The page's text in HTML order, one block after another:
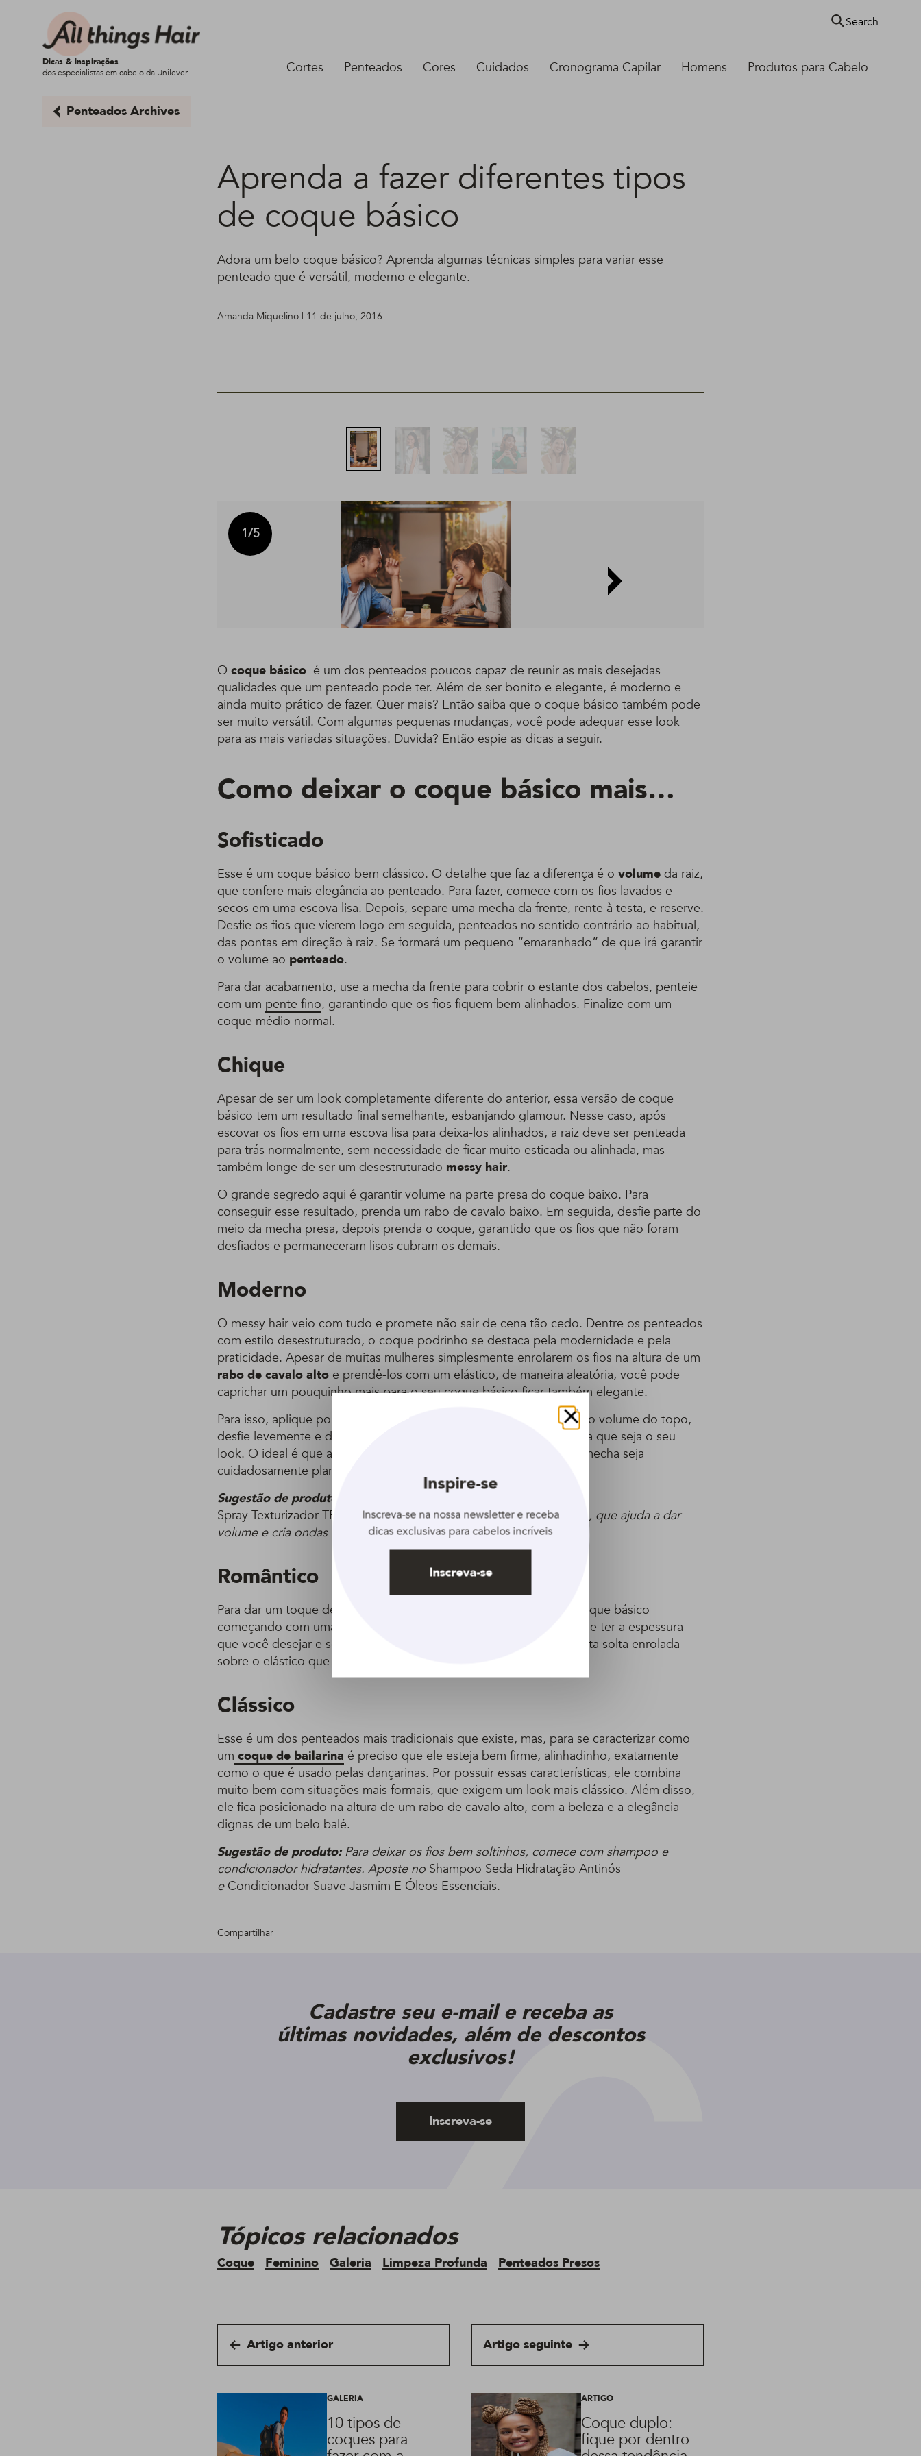
Dicas & inspirações
dos especialistas em cabelo da Unilever
Cortes Penteados Cores Cuidados Cronograma Capilar Homens Produtos para Cabelo
Search
Penteados Archives
Aprenda a fazer diferentes tipos
de coque básico
Adora um belo coque básico? Aprenda algumas técnicas simples para variar esse
penteado que é versátil, moderno e elegante.
Amanda Miquelino | 11 de julho, 2016
1/5
O coque básico é um dos penteados poucos capaz de reunir as mais desejadas
qualidades que um penteado pode ter. Além de ser bonito e elegante, é moderno e
ainda muito prático de fazer. Quer mais? Então saiba que o coque básico também pode
ser muito versátil. Com algumas pequenas mudanças, você pode adequar esse look
para as mais variadas situações. Duvida? Então espie as dicas a seguir.
Como deixar o coque básico mais…
Sofisticado
Esse é um coque básico bem clássico. O detalhe que faz a diferença é o volume da raiz,
que confere mais elegância ao penteado. Para fazer, comece com os fios lavados e
secos em uma escova lisa. Depois, separe uma mecha da frente, rente à testa, e reserve.
Desfie os fios que vierem logo em seguida, penteados no sentido contrário ao habitual,
das pontas em direção à raiz. Se formará um pequeno “emaranhado” de que irá garantir
o volume ao penteado.
Para dar acabamento, use a mecha da frente para cobrir o estante dos cabelos, penteie
com um pente fino, garantindo que os fios fiquem bem alinhados. Finalize com um
coque médio normal.
Chique
Apesar de ser um look completamente diferente do anterior, essa versão de coque
básico tem um resultado final semelhante, esbanjando glamour. Nesse caso, após
escovar os fios em uma escova lisa para deixa-los alinhados, a raiz deve ser penteada
para trás normalmente, sem necessidade de ficar muito esticada ou alinhada, mas
também longe de ser um desestruturado messy hair.
O grande segredo aqui é garantir volume na parte presa do coque baixo. Para
conseguir esse resultado, prenda um rabo de cavalo baixo. Em seguida, desfie parte do
meio da mecha presa, depois prenda o coque, garantido que os fios que não foram
desfiados e permaneceram lisos cubram os demais.
Moderno
O messy hair veio com tudo e promete não sair de cena tão cedo. Dentre os penteados
com estilo desestruturado, o coque podrinho se destaca pela modernidade e pela
praticidade. Apesar de muitas mulheres simplesmente enrolarem os fios na altura de um
rabo de cavalo alto e prendê-los com um elástico, de maneira aleatória, você pode
caprichar um pouquinho mais para o seu coque básico ficar também elegante.
Para isso, aplique pomada em pó ou shampoo seco para aumentar o volume do topo,
desfie levemente e dose com atenção o quão podrinho você deseja que seja o seu
look. O ideal é que a aparência seja desorganizada, mas que cada mecha seja
cuidadosamente planejada.
Sugestão de produto:
o
Spray Texturizador TRESemmé Expert Perfeitamente (Des)arrumado , que ajuda a dar
volume e cria ondas naturais no cabelo.
Romântico
Para dar um toque delicado no look, você pode incrementar seu coque básico
começando com uma
em uma das laterais. Ela pode ter a espessura
que você desejar e ser usada para arremetar o coque, com sua ponta solta enrolada
sobre o elástico que prende o coque.
Clássico
Esse é um dos penteados mais tradicionais que existe, mas, para se caracterizar como
um coque de bailarina é preciso que ele esteja bem firme, alinhadinho, exatamente
como o que é usado pelas dançarinas. Por possuir essas características, ele combina
muito bem com situações mais formais, que exigem um look mais clássico. Além disso,
ele fica posicionado na altura de um rabo de cavalo alto, com a beleza e a elegância
dignas de um belo balé.
Sugestão de produto: Para deixar os fios bem soltinhos, comece com shampoo e
condicionador hidratantes. Aposte no Shampoo Seda Hidratação Antinós
eCondicionador Suave Jasmim E Óleos Essenciais.
Compartilhar
Cadastre seu e-mail e receba as
últimas novidades, além de descontos
exclusivos!
Inscreva-se
Tópicos relacionados
Coque Feminino Galeria Limpeza Profunda Penteados Presos
Artigo anterior Artigo seguinte
GALERIA
10 tipos de
coques para
ARTIGO
Coque duplo:
fique por dentro
Fechar
Inspire-se
Inscreva-se na nossa newsletter e receba
dicas exclusivas para cabelos incríveis
Inscreva-se